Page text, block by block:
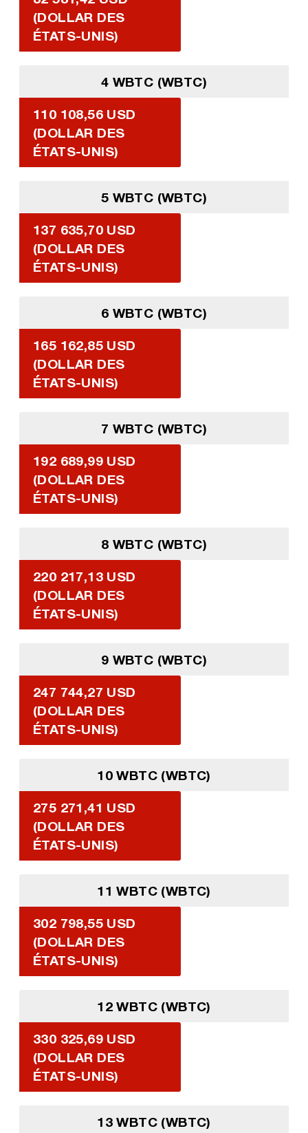
(DOLLAR DES
ÉTATS-UNIS)
4 WBTC (WBTC)
110 108,56 USD
(DOLLAR DES
ÉTATS-UNIS)
5 WBTC (WBTC)
137 635,70 USD
(DOLLAR DES
ÉTATS-UNIS)
6 WBTC (WBTC)
165 162,85 USD
(DOLLAR DES
ÉTATS-UNIS)
7 WBTC (WBTC)
192 689,99 USD
(DOLLAR DES
ÉTATS-UNIS)
8 WBTC (WBTC)
220 217,13 USD
(DOLLAR DES
ÉTATS-UNIS)
9 WBTC (WBTC)
247 744,27 USD
(DOLLAR DES
ÉTATS-UNIS)
10 WBTC (WBTC)
275 271,41 USD
(DOLLAR DES
ÉTATS-UNIS)
11 WBTC (WBTC)
302 798,55 USD
(DOLLAR DES
ÉTATS-UNIS)
12 WBTC (WBTC)
330 325,69 USD
(DOLLAR DES
ÉTATS-UNIS)
13 WBTC (WBTC)